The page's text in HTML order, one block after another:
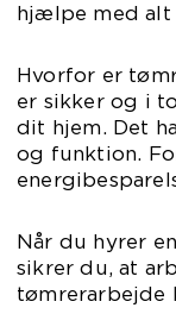
hjælpe med alt
Hvorfor er
er sikker og i
dit hjem. Det
og funktion.
Når du hyrer
sikrer du, at
tømrerarbejde